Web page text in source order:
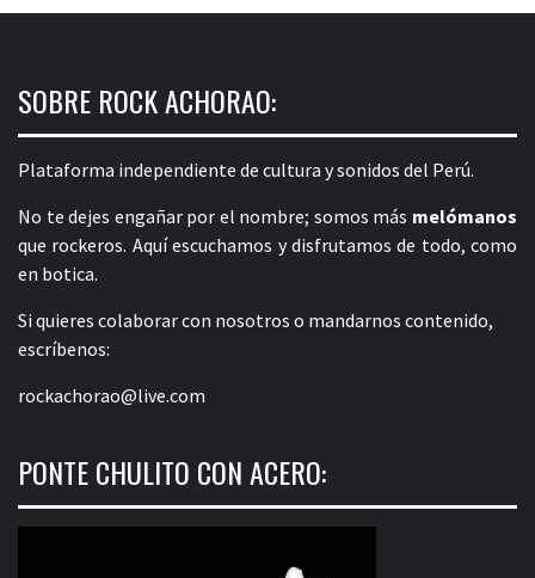
SOBRE ROCK ACHORAO:
Plataforma independiente de cultura y sonidos del Perú.
No te dejes engañar por el nombre; somos más melómanos
que rockeros. Aquí escuchamos y disfrutamos de todo, como
en botica.
Si quieres colaborar con nosotros o mandarnos contenido,
escríbenos:
rockachorao@live.com
PONTE CHULITO CON ACERO: